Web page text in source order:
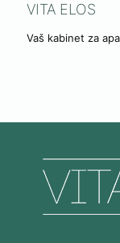
VITA ELOS
Vaš kabinet za